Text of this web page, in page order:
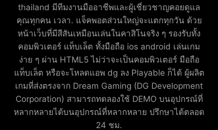
thailand มีทีมงานมืออาชีพและผู้เชี่ยวชาญคอยดูแล
คุณทุกคน เวลา. แจ็คพอตส่วนใหญ่จะแตกทุกวัน ด้วย
หน้าเว็บที่มีสีสันเหมือนเล่นในคาสิโนจริง ๆ รองรับทั้ง
คอมพิวเตอร์ แท็บเล็ต ทั้งมือถือ ios android เล่นเกม
ง่าย ๆ ผ่าน HTML5 ไม่ว่าจะเป็นคอมพิวเตอร์ มือถือ
แท็บเล็ต หรือจะโหลดแอพ dg ลง Playable ก็ได้ ผู้ผลิต
เกมที่ส่งตรงจาก Dream Gaming (DG Development
Corporation) สามารถทดลองใช้ DEMO บนอุปกรณ์ที่
หลากหลายได้บนอุปกรณ์ที่หลากหลาย ปรึกษาได้ตลอด
24 ชม.